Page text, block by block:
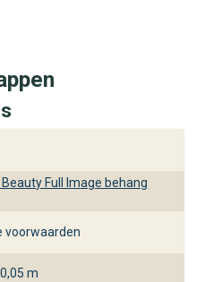
interieur een verfijnde en
voor de diepe
je geniet
behang.
vinyl toplaag. Je brengt
lijm-op-muur methode,
Full Image behang
voorwaarden
m